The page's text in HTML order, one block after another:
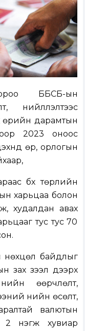
ББСБ-ын
нийлүүлэлтээс
өрийн дарамтын
2023 оноос
өр, орлогын
бүх төрлийн
харьцаа болон
худалдан авах
тус тус 70
нөхцөл байдлыг
зах зээл дээрх
өөрчлөлт,
үнийн өсөлт,
валютын
2 нэгж хувиар